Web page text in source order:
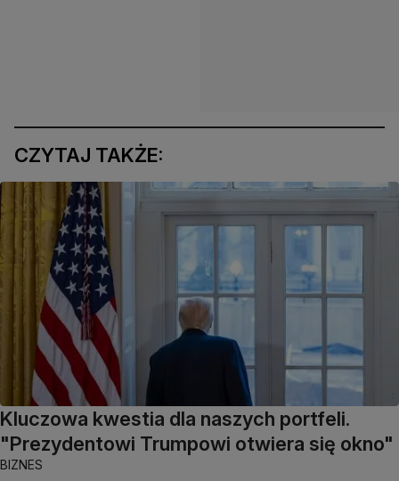
CZYTAJ TAKŻE:
Kluczowa kwestia dla naszych portfeli.
"Prezydentowi Trumpowi otwiera się okno"
BIZNES